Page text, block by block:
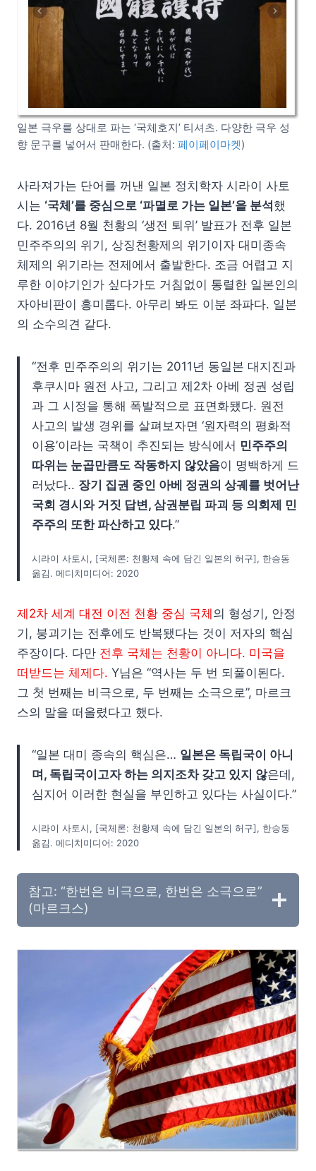
일본 극우를 상대로 파는 ‘국체호지’ 티셔츠. 다양한 극우 성
향 문구를 넣어서 판매한다. (출처: 페이페이마켓)
사라져가는 단어를 꺼낸 일본 정치학자 시라이 사토
시는 ‘국체’를 중심으로 ‘파멸로 가는 일본’을 분석 했
다. 2016년 8월 천황의 ‘생전 퇴위’ 발표가 전후 일본
민주주의의 위기, 상징천황제의 위기이자 대미종속
체제의 위기라는 전제에서 출발한다. 조금 어렵고 지
루한 이야기인가 싶다가도 거침없이 통렬한 일본인의
자아비판이 흥미롭다. 아무리 봐도 이분 좌파다. 일본
의 소수의견 같다.
“전후 민주주의의 위기는 2011년 동일본 대지진과
후쿠시마 원전 사고, 그리고 제2차 아베 정권 성립
과 그 시정을 통해 폭발적으로 표면화됐다. 원전
사고의 발생 경위를 살펴보자면 ‘원자력의 평화적
이용’이라는 국책이 추진되는 방식에서 민주주의
따위는 눈곱만큼도 작동하지 않았음이 명백하게 드
러났다.. 장기 집권 중인 아베 정권의 상궤를 벗어난
국회 경시와 거짓 답변, 삼권분립 파괴 등 의회제 민
주주의 또한 파산하고 있다.”
시라이 사토시, [국체론: 천황제 속에 담긴 일본의 허구], 한승동
옮김. 메디치미디어: 2020
제2차 세계 대전 이전 천황 중심 국체 의 형성기, 안정
기, 붕괴기는 전후에도 반복됐다는 것이 저자의 핵심
주장이다. 다만 전후 국체는 천황이 아니다. 미국을
떠받드는 체제다. Y님은 “역사는 두 번 되풀이된다.
그 첫 번째는 비극으로, 두 번째는 소극으로”, 마르크
스의 말을 떠올렸다고 했다.
“일본 대미 종속의 핵심은… 일본은 독립국이 아니
며, 독립국이고자 하는 의지조차 갖고 있지 않은데,
심지어 이러한 현실을 부인하고 있다는 사실이다.”
시라이 사토시, [국체론: 천황제 속에 담긴 일본의 허구], 한승동
옮김. 메디치미디어: 2020
참고: “한번은 비극으로, 한번은 소극으로”
(마르크스)